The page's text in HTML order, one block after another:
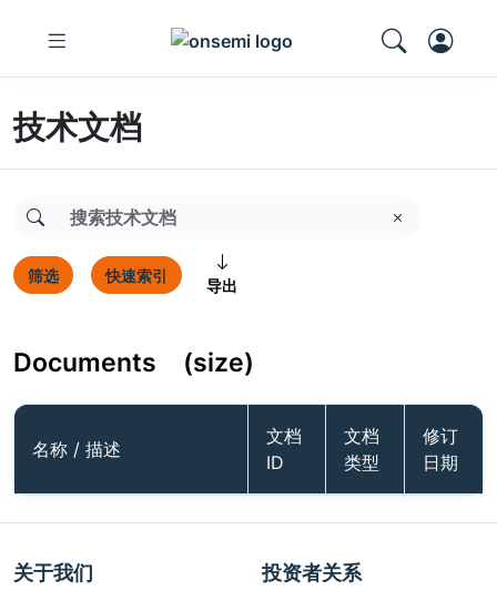
技术文档
筛选 快速索引
导出
Documents (size)
名称 / 描述
文档
ID
文档
类型
修订
日期
关于我们 投资者关系